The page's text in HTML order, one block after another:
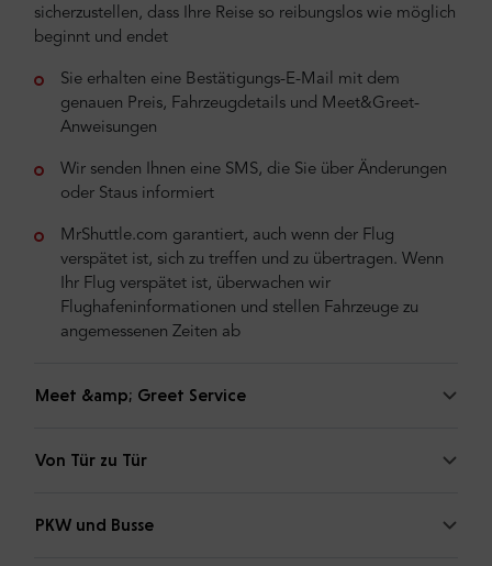
sicherzustellen, dass Ihre Reise so reibungslos wie möglich
beginnt und endet
Sie erhalten eine Bestätigungs-E-Mail mit dem
genauen Preis, Fahrzeugdetails und Meet&Greet-
Anweisungen
Wir senden Ihnen eine SMS, die Sie über Änderungen
oder Staus informiert
MrShuttle.com garantiert, auch wenn der Flug
verspätet ist, sich zu treffen und zu übertragen. Wenn
Ihr Flug verspätet ist, überwachen wir
Flughafeninformationen und stellen Fahrzeuge zu
angemessenen Zeiten ab
Meet &amp; Greet Service
Von Tür zu Tür
PKW und Busse